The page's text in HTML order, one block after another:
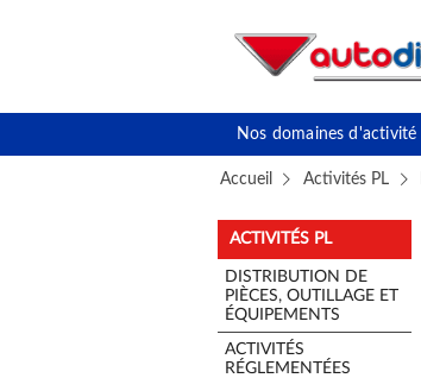
Nos domaines d'activité
Accueil Activités PL
ACTIVITÉS PL
DISTRIBUTION DE
PIÈCES, OUTILLAGE ET
ÉQUIPEMENTS
ACTIVITÉS
RÉGLEMENTÉES